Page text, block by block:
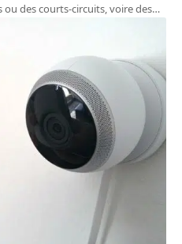
des courts-circuits, voire des…